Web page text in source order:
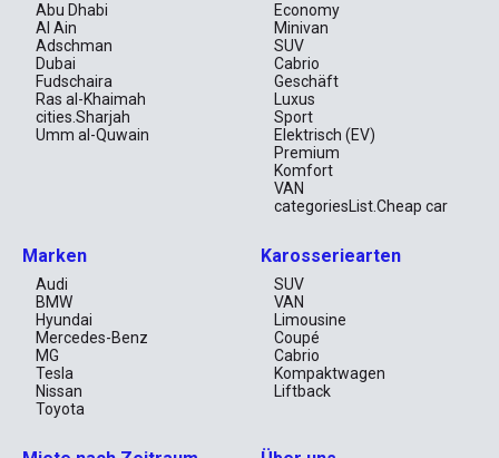
Abu Dhabi
Al Ain
Adschman
Dubai
Fudschaira
Ras al-Khaimah
cities.Sharjah
Umm al-Quwain
Economy
Minivan
SUV
Cabrio
Geschäft
Luxus
Sport
Elektrisch (EV)
Premium
Komfort
VAN
categoriesList.Cheap car
Marken
Audi
BMW
Hyundai
Mercedes-Benz
MG
Tesla
Nissan
Toyota
Karosseriearten
SUV
VAN
Limousine
Coupé
Cabrio
Kompaktwagen
Liftback